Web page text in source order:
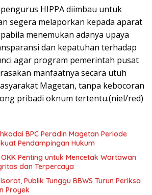
HIPPA diimbau untuk
segera melaporkan kepada aparat
menemukan adanya upaya
dan kepatuhan terhadap
agar program pemerintah pusat
manfaatnya secara utuh
Magetan, tanpa kebocoran
pribadi oknum tertentu.(niel/red)
BPC Peradin Magetan Periode
Pendampingan Hukum
Penting untuk Mencetak Wartawan
dan Terpercaya
Publik Tunggu BBWS Turun Periksa
Proyek